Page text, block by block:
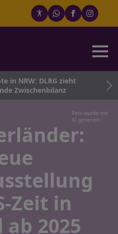
in NRW: DLRG zieht
Zwischenbilanz
Foto wurde mit
KI generiert
Zeit in
2025